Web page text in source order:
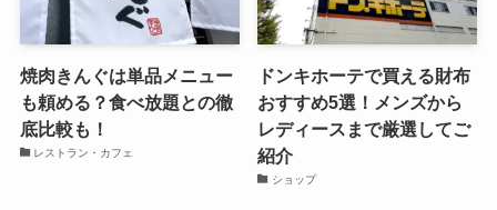
焼肉きんぐは単品メニュー
も頼める？食べ放題との徹
底比較も！
レストラン・カフェ
ドンキホーテで買える財布
おすすめ5選！メンズから
レディースまで厳選してご
紹介
ショップ